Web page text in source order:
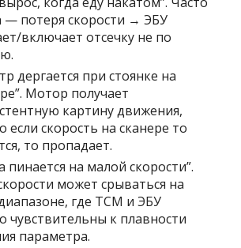
— потеря скорости → ЭБУ
включает отсечку не по
дергается при стоянке на
Мотор получает
картину движения,
если скорость на сканере то
то пропадает.
пинается на малой скорости”.
может срываться на
где TCM и ЭБУ
чувствительны к плавности
параметра.